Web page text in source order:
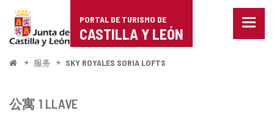
Portal
de
Turismo
Castilla
PORTAL DE TURISMO DE
CASTILLA Y LEÓN
菜
开
服务 SKY ROYALES SORIA LOFTS
公寓 1 LLAVE